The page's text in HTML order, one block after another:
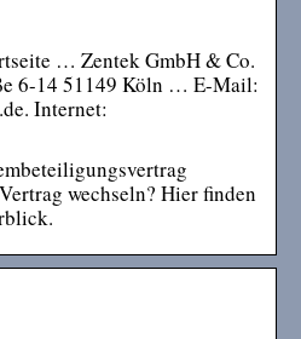
… Zentek GmbH & Co.
6-14 51149 Köln … E-Mail:
Internet:
wechseln? Hier finden